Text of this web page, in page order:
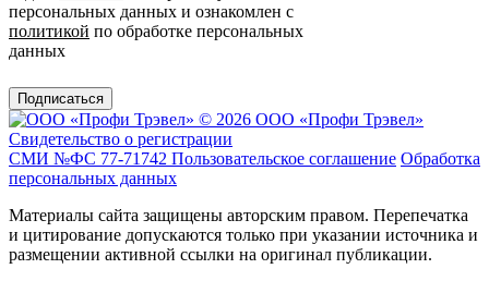
персональных данных и ознакомлен с
политикой по обработке персональных
данных
Подписаться
© 2026 ООО «Профи Трэвeл»
Свидетельство о регистрации
СМИ №ФС 77-71742 Пользовательское соглашение Обработка
персональных данных
Материалы сайта защищены авторским правом. Перепечатка
и цитирование допускаются только при указании источника и
размещении активной ссылки на оригинал публикации.